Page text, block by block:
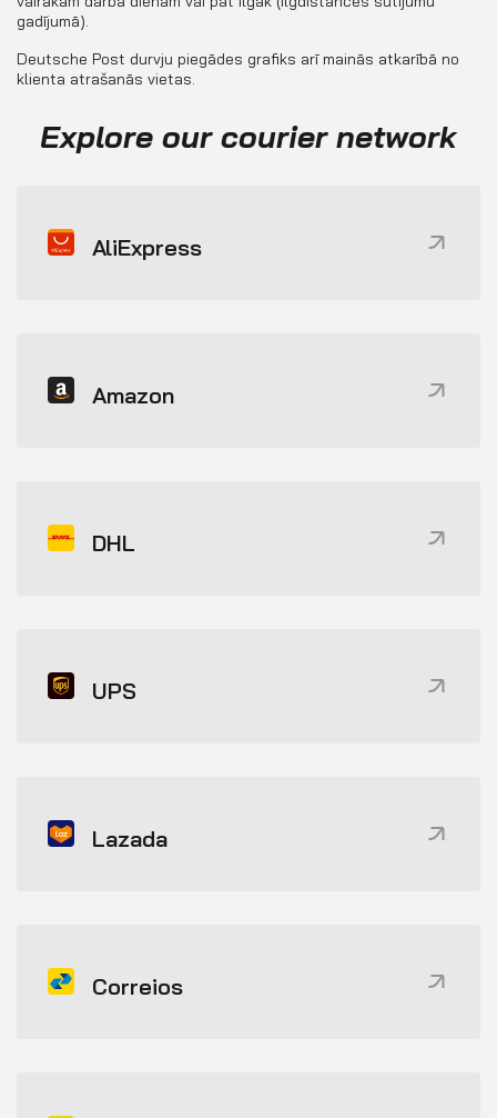
gadījumā).
Deutsche Post durvju piegādes grafiks arī mainās atkarībā no
klienta atrašanās vietas.
Explore our courier network
AliExpress
Amazon
DHL
UPS
Lazada
Correios